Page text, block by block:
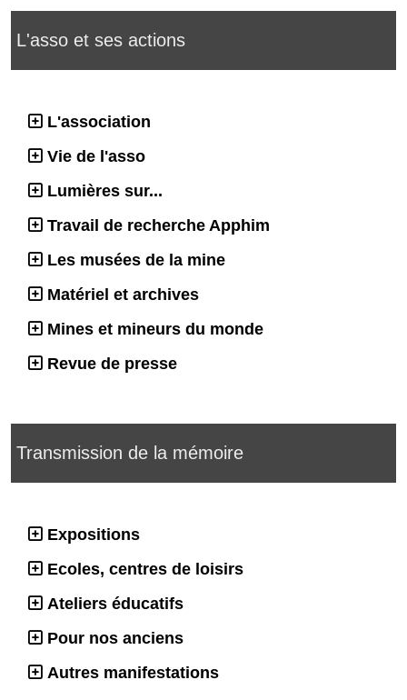
L'asso et ses actions
L'association
Vie de l'asso
Lumières sur...
Travail de recherche Apphim
Les musées de la mine
Matériel et archives
Mines et mineurs du monde
Revue de presse
Transmission de la mémoire
Expositions
Ecoles, centres de loisirs
Ateliers éducatifs
Pour nos anciens
Autres manifestations